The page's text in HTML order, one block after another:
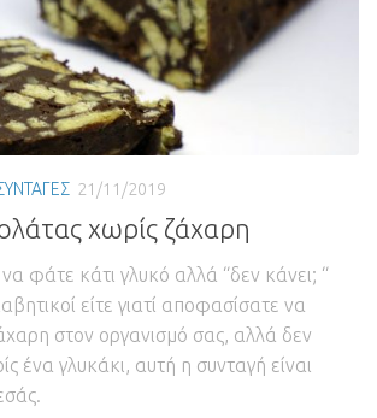
21/11/2019
χωρίς ζάχαρη
να φάτε κάτι γλυκό αλλά “δεν κάνει; “
είτε γιατί αποφασίσατε να
στον οργανισμό σας, αλλά δεν
ένα γλυκάκι, αυτή η συνταγή είναι